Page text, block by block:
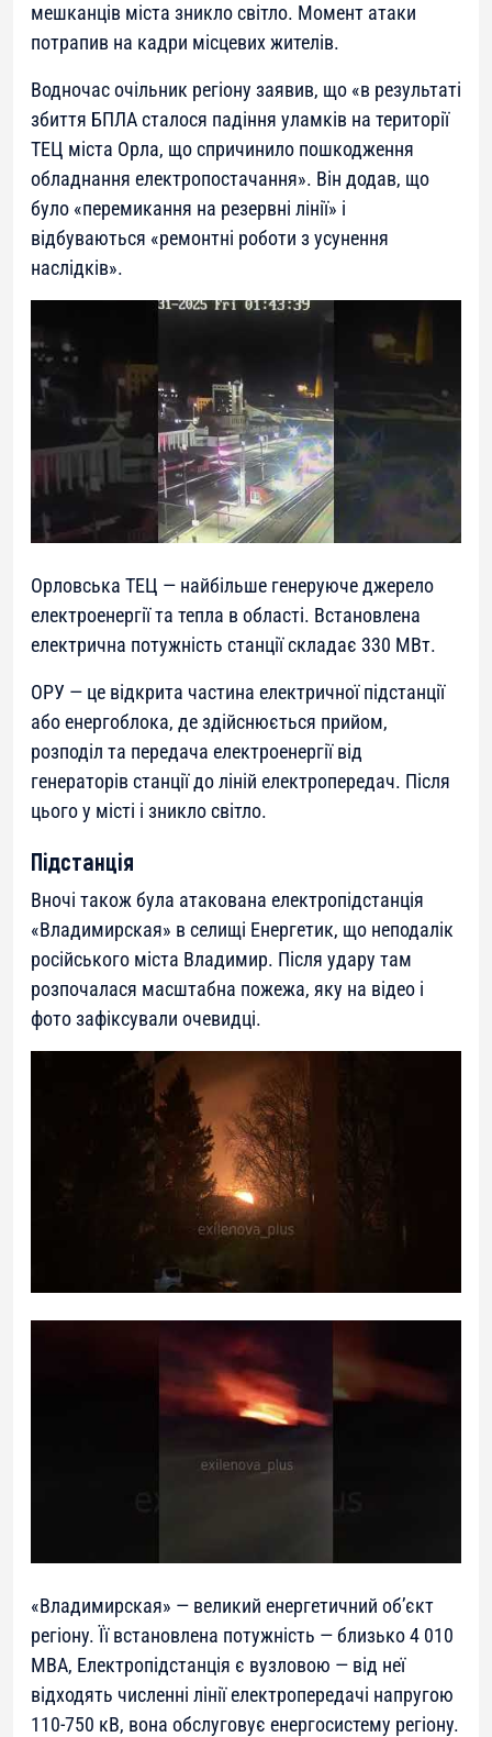
мешканців міста зникло світло. Момент атаки
потрапив на кадри місцевих жителів.
Водночас очільник регіону заявив, що «в результаті
збиття БПЛА сталося падіння уламків на території
ТЕЦ міста Орла, що спричинило пошкодження
обладнання електропостачання». Він додав, що
було «перемикання на резервні лінії» і
відбуваються «ремонтні роботи з усунення
наслідків».
Орловська ТЕЦ — найбільше генеруюче джерело
електроенергії та тепла в області. Встановлена
електрична потужність станції складає 330 МВт.
ОРУ — це відкрита частина електричної підстанції
або енергоблока, де здійснюється прийом,
розподіл та передача електроенергії від
генераторів станції до ліній електропередач. Після
цього у місті і зникло світло.
Підстанція
Вночі також була атакована електропідстанція
«Владимирская» в селищі Енергетик, що неподалік
російського міста Владимир. Після удару там
розпочалася масштабна пожежа, яку на відео і
фото зафіксували очевидці.
«Владимирская» — великий енергетичний об’єкт
регіону. Її встановлена потужність — близько 4 010
МВА, Електропідстанція є вузловою — від неї
відходять численні лінії електропередачі напругою
110-750 кВ, вона обслуговує енергосистему регіону.